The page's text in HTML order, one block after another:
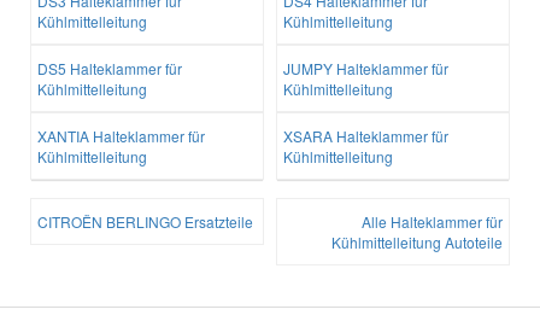
Kühlmittelleitung
Kühlmittelleitung
DS5 Halteklammer für
Kühlmittelleitung
JUMPY Halteklammer für
Kühlmittelleitung
XANTIA Halteklammer für
Kühlmittelleitung
XSARA Halteklammer für
Kühlmittelleitung
CITROËN BERLINGO Ersatzteile
Alle Halteklammer für
Kühlmittelleitung Autoteile